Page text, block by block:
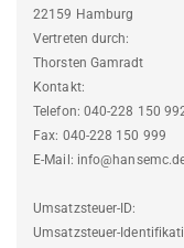
22159 Hamburg
Vertreten durch:
Thorsten Gamradt
Kontakt:
Telefon: 040-228 150
Fax: 040-228 150 999
E-Mail:
Umsatzsteuer-ID:
Umsatzsteuer-